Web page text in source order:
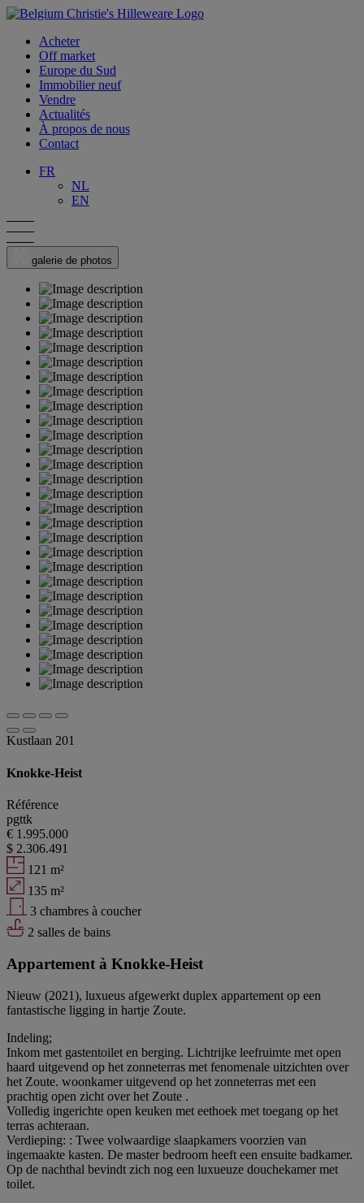
Acheter
Off market
Europe du Sud
Immobilier neuf
Vendre
Actualités
À propos de nous
Contact
FR
NL
EN
galerie de photos
Kustlaan 201
Knokke-Heist
Référence
pgttk
€ 1.995.000
$ 2.306.491
121 m²
135 m²
3 chambres à coucher
2 salles de bains
Appartement à Knokke-Heist
Nieuw (2021), luxueus afgewerkt duplex appartement op een
fantastische ligging in hartje Zoute.
Indeling;
Inkom met gastentoilet en berging. Lichtrijke leefruimte met open
haard uitgevend op het zonneterras met fenomenale uitzichten over
het Zoute. woonkamer uitgevend op het zonneterras met een
prachtig open zicht over het Zoute .
Volledig ingerichte open keuken met eethoek met toegang op het
terras achteraan.
Verdieping: : Twee volwaardige slaapkamers voorzien van
ingemaakte kasten. De master bedroom heeft een ensuite badkamer.
Op de nachthal bevindt zich nog een luxueuze douchekamer met
toilet.